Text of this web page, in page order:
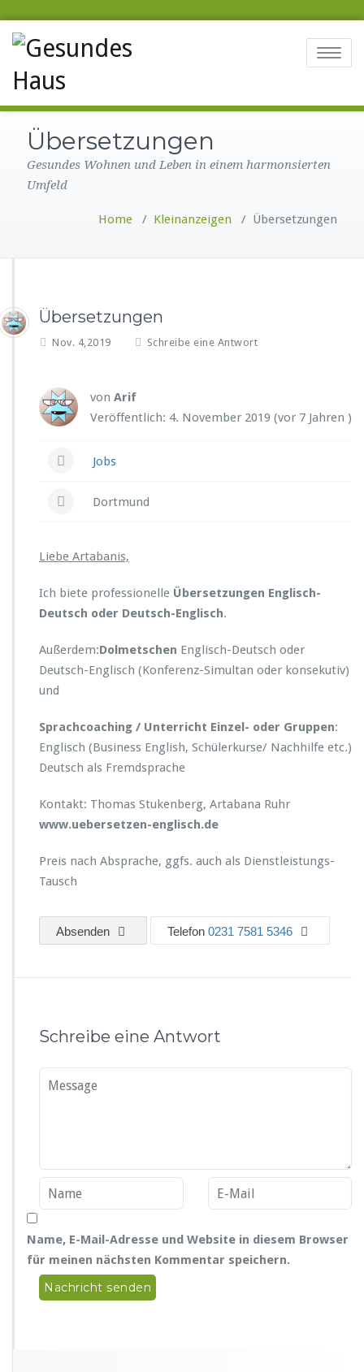
Toggle
Übersetzungen
Gesundes Wohnen und Leben in einem harmonsierten
Umfeld
Home / Kleinanzeigen / Übersetzungen
Übersetzungen
Nov. 4,2019 Schreibe eine Antwort
von Arif
Veröffentlich: 4. November 2019 (vor 7 Jahren )
Jobs
Dortmund
Liebe Artabanis,
Ich biete professionelle Übersetzungen Englisch-
Deutsch oder Deutsch-Englisch.
Außerdem:Dolmetschen Englisch-Deutsch oder
Deutsch-Englisch (Konferenz-Simultan oder konsekutiv)
und
Sprachcoaching / Unterricht Einzel- oder Gruppen:
Englisch (Business English, Schülerkurse/ Nachhilfe etc.)
Deutsch als Fremdsprache
Kontakt: Thomas Stukenberg, Artabana Ruhr
www.uebersetzen-englisch.de
Preis nach Absprache, ggfs. auch als Dienstleistungs-
Tausch
Absenden Telefon 0231 7581 5346
Schreibe eine Antwort
Name, E-Mail-Adresse und Website in diesem Browser
für meinen nächsten Kommentar speichern.